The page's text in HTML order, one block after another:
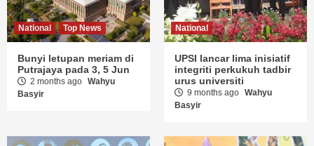
National Top News
Bunyi letupan meriam di
Putrajaya pada 3, 5 Jun
2 months ago Wahyu
Basyir
National
UPSI lancar lima inisiatif
integriti perkukuh tadbir
urus universiti
9 months ago Wahyu
Basyir